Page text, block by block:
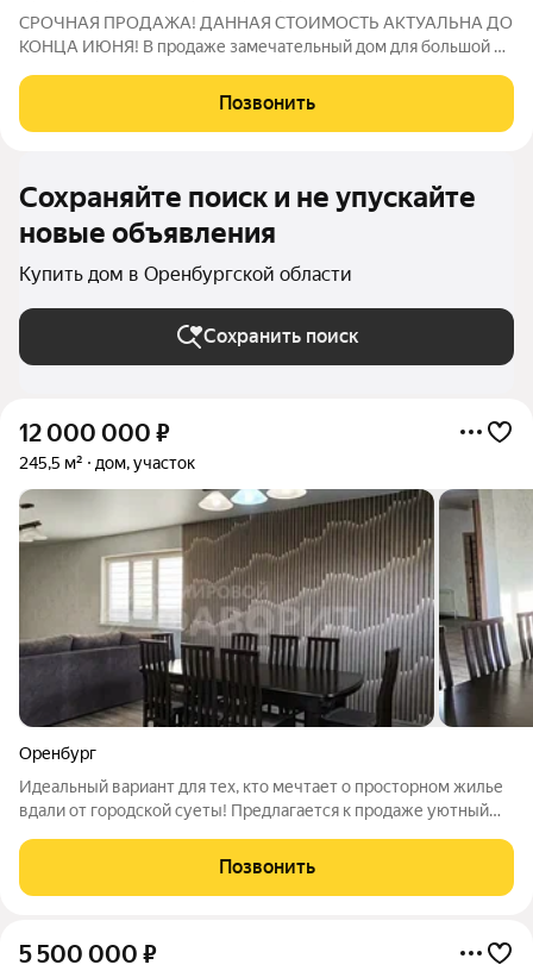
СРОЧНАЯ ПРОДАЖА! ДАННАЯ СТОИМОСТЬ АКТУАЛЬНА ДО
КОНЦА ИЮНЯ! В продаже замечательный дом для большой и
площадью 200 кв.м, где с комфортом сможет разместиться
вся семья. Дом 1957 года постройки,
Позвонить
Сохраняйте поиск и не упускайте
новые объявления
Купить дом в Оренбургской области
Сохранить поиск
12 000 000 ₽
245,5 м² дом, участок
Оренбург
Идеальный вариант для тех, кто мечтает о просторном жилье
вдали от городской суеты! Предлагается к продаже уютный
гаражом на 2 машины в живописном районе в СНТ Виктория по
адресу: Удачи, 27.
Позвонить
5 500 000 ₽